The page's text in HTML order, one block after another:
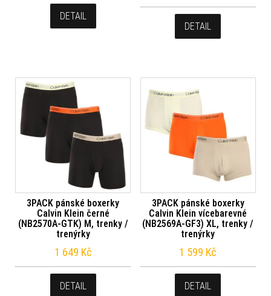
DETAIL
DETAIL
3PACK pánské boxerky
Calvin Klein černé
(NB2570A-GTK) M, trenky /
trenýrky
1 649 Kč
DETAIL
3PACK pánské boxerky
Calvin Klein vícebarevné
(NB2569A-GF3) XL, trenky /
trenýrky
1 599 Kč
DETAIL